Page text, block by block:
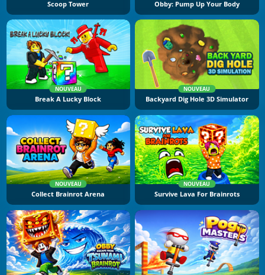
Scoop Tower Obby: Pump Up Your Body
NOUVEAU
Break A Lucky Block
NOUVEAU
Backyard Dig Hole 3D Simulator
NOUVEAU
Collect Brainrot Arena
NOUVEAU
Survive Lava For Brainrots